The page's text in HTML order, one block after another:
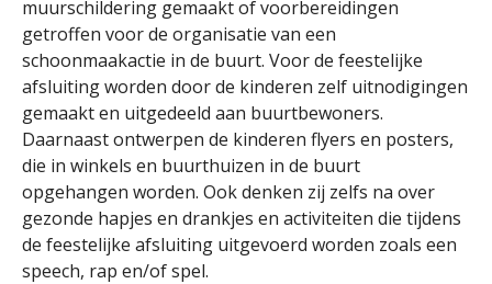
muurschildering gemaakt of voorbereidingen
getroffen voor de organisatie van een
schoonmaakactie in de buurt. Voor de feestelijke
afsluiting worden door de kinderen zelf uitnodigingen
gemaakt en uitgedeeld aan buurtbewoners.
Daarnaast ontwerpen de kinderen flyers en posters,
die in winkels en buurthuizen in de buurt
opgehangen worden. Ook denken zij zelfs na over
gezonde hapjes en drankjes en activiteiten die tijdens
de feestelijke afsluiting uitgevoerd worden zoals een
speech, rap en/of spel.